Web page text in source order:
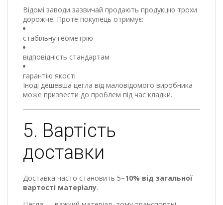
Відомі заводи зазвичай продають продукцію трохи
дорожче. Проте покупець отримує:
стабільну геометрію
відповідність стандартам
гарантію якості
Іноді дешевша цегла від маловідомого виробника
може призвести до проблем під час кладки.
5. Вартість
доставки
Доставка часто становить 5–10% від загальної
вартості матеріалу.